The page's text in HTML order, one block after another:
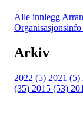
Alle innlegg
Organisasjonsinfo
Arkiv
2022 (5) 2021 (5)
(35) 2015 (53)